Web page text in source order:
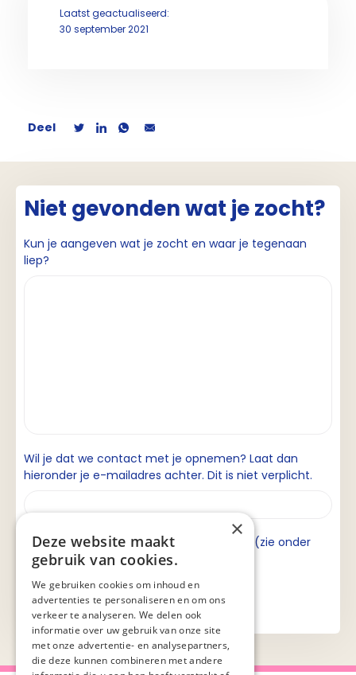
Laatst geactualiseerd:
30 september 2021
Deel
Niet gevonden wat je zocht?
Kun je aangeven wat je zocht en waar je tegenaan
liep?
Wil je dat we contact met je opnemen? Laat dan
hieronder je e-mailadres achter. Dit is niet verplicht.
Ik ga akkoord met de privacyverklaring (zie onder
aan de pagina).
×
Deze website maakt
gebruik van cookies.
We gebruiken cookies om inhoud en
advertenties te personaliseren en om ons
verkeer te analyseren. We delen ook
informatie over uw gebruik van onze site
met onze advertentie- en analysepartners,
die deze kunnen combineren met andere